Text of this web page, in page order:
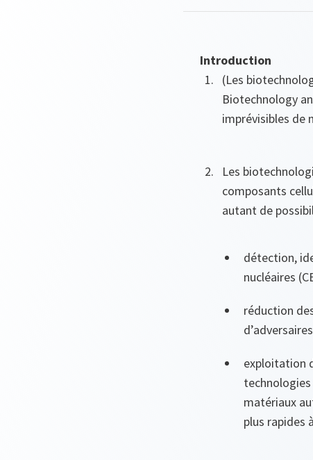
Introduction
(Les
Biotechnology
imprévisibles de
Les
composants
autant de
détection,
nucléaires
réduction
exploitation
matériaux
plus rapides